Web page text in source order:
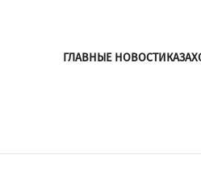
ГЛАВНЫЕ НОВОСТИ